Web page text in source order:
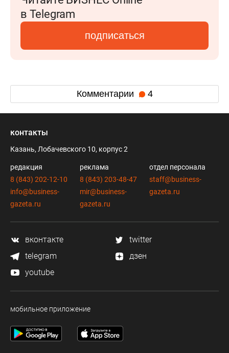
в Telegram
подписаться
Комментарии 4
контакты
Казань, Лобачевского 10, корпус 2
редакция
8 (843) 202-12-10
info@business-
gazeta.ru
реклама
8 (843) 203-48-47
mir@business-
gazeta.ru
отдел персонала
staff@business-
gazeta.ru
вконтакте
twitter
telegram
дзен
youtube
мобильное приложение